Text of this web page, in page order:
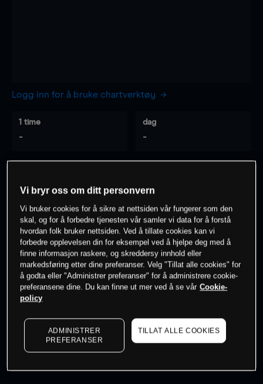
Logg inn for å bruke chartverktøy
1 time
-
dag
-
- -
0% av kunder erpå dette instrumentet
Søk om konto
Kursene er veiledende.Log in
Vi bryr oss om ditt personvern
Vi bruker cookies for å sikre at nettsiden vår fungerer som den
skal, og for å forbedre tjenesten vår samler vi data for å forstå
hvordan folk bruker nettsiden. Ved å tillate cookies kan vi
forbedre opplevelsen din for eksempel ved å hjelpe deg med å
finne informasjon raskere, og skreddersy innhold eller
markedsføring etter dine preferanser. Velg "Tillat alle cookies" for
å godta eller "Administrer preferanser" for å administrere cookie-
preferansene dine. Du kan finne ut mer ved å se vår Cookie-
policy
ADMINISTRER
PREFERANSER
TILLAT ALLE COOKIES